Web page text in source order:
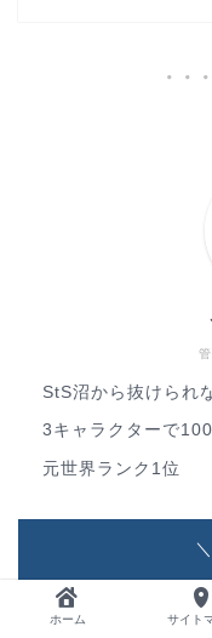
StS沼から抜けられ
3キャラクターで100
元世界ランク1位
ホーム サイト